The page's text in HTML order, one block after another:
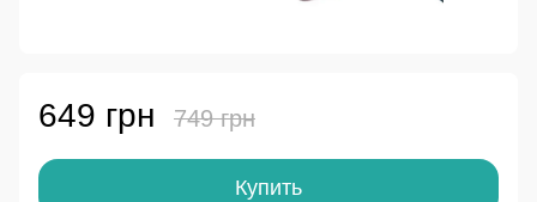
649 грн 749 грн
Купить